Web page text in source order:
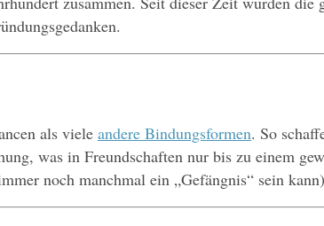
als viele andere Bindungsformen. So
was in Freundschaften nur bis zu einem
noch manchmal ein „Gefängnis“ sein